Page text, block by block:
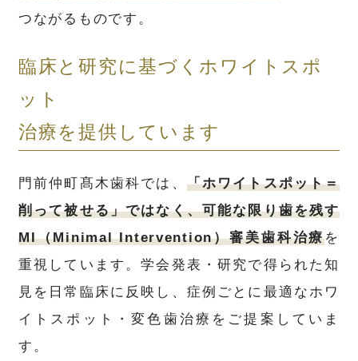
つながるものです。
臨床と研究に基づくホワイトスポ
ット
治療を提供しています
門前仲町髙木歯科では、 「ホワイトスポット＝
削って被せる」ではなく、可能な限り歯を残す
MI（Minimal Intervention）審美歯科治療を
重視しています。学会発表・研究で得られた知
見を日常臨床に反映し、症例ごとに最適なホワ
イトスポット・変色歯治療をご提案していま
す。